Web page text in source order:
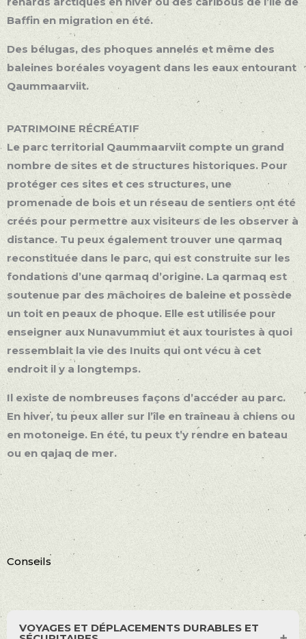
Baffin en migration en été.
Des bélugas, des phoques annelés et même des
baleines boréales voyagent dans les eaux entourant
Qaummaarviit.
PATRIMOINE RÉCRÉATIF
Le parc territorial Qaummaarviit compte un grand
nombre de sites et de structures historiques. Pour
protéger ces sites et ces structures, une
promenade de bois et un réseau de sentiers ont été
créés pour permettre aux visiteurs de les observer à
distance. Tu peux également trouver une qarmaq
reconstituée dans le parc, qui est construite sur les
fondations d’une qarmaq d’origine. La qarmaq est
soutenue par des mâchoires de baleine et possède
un toit en peaux de phoque. Elle est utilisée pour
enseigner aux Nunavummiut et aux touristes à quoi
ressemblait la vie des Inuits qui ont vécu à cet
endroit il y a longtemps.
Il existe de nombreuses façons d’accéder au parc.
En hiver, tu peux aller sur l’île en traîneau à chiens ou
en motoneige. En été, tu peux t’y rendre en bateau
ou en qajaq de mer.
Conseils
VOYAGES ET DÉPLACEMENTS DURABLES ET